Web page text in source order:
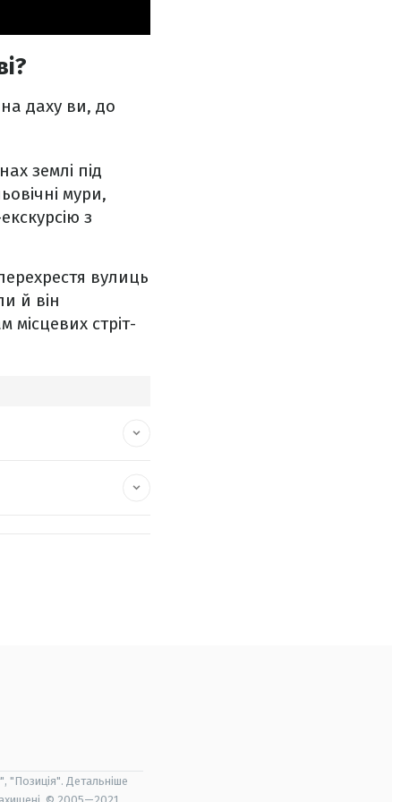
даху ви, до
землі під
мури,
з
вулиць
й він
місцевих стріт-
"Позиція". Детальніше